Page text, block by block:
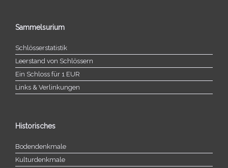
Sammelsurium
Schlösserstatistik
Leerstand von Schlössern
Ein Schloss für 1 EUR
Links & Verlinkungen
Historisches
Bodendenkmale
Kulturdenkmale